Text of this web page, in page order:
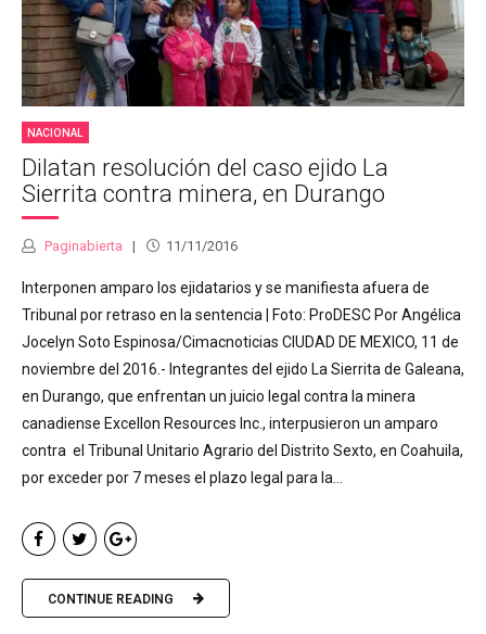
NACIONAL
Dilatan resolución del caso ejido La
Sierrita contra minera, en Durango
Paginabierta 11/11/2016
Interponen amparo los ejidatarios y se manifiesta afuera de
Tribunal por retraso en la sentencia | Foto: ProDESC Por Angélica
Jocelyn Soto Espinosa/Cimacnoticias CIUDAD DE MEXICO, 11 de
noviembre del 2016.- Integrantes del ejido La Sierrita de Galeana,
en Durango, que enfrentan un juicio legal contra la minera
canadiense Excellon Resources Inc., interpusieron un amparo
contra el Tribunal Unitario Agrario del Distrito Sexto, en Coahuila,
por exceder por 7 meses el plazo legal para la...
CONTINUE READING